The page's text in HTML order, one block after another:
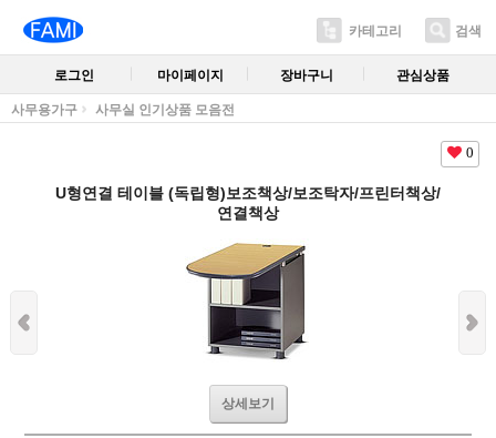
카테고리 검색
로그인 마이페이지 장바구니 관심상품
사무용가구 사무실 인기상품 모음전
0
U형연결 테이블 (독립형)보조책상/보조탁자/프린터책상/
연결책상
상세보기